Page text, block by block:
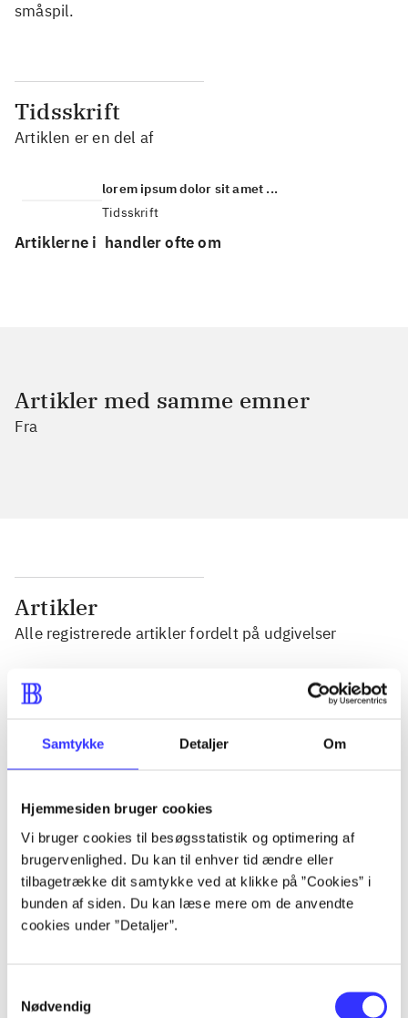
Samtykke Detaljer Om
Hjemmesiden bruger cookies
Vi bruger cookies til besøgsstatistik og optimering af
brugervenlighed. Du kan til enhver tid ændre eller
tilbagetrække dit samtykke ved at klikke på ”Cookies” i
bunden af siden. Du kan læse mere om de anvendte
cookies under ”Detaljer”.
Nødvendig
småspil.
Tidsskrift
Artiklen er en del af
lorem ipsum dolor sit amet ...
Tidsskrift
Artiklerne i handler ofte om
Artikler med samme emner
Fra
Artikler
Alle registrerede artikler fordelt på udgivelser
...
...
...
...